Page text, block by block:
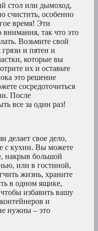
стол или дымоход,
счистить, особенно
время! Эти
внимания, так что это
Возьмите свой
и пятен и
которые вы
их и оставьте
это решение
сосредоточиться
После
все за один раз!
делает свое дело,
с кухни. Вы можете
накрыв большой
или в гостиной,
жизнь, храните
в одном ящике,
избавить вашу
и
нужны – это